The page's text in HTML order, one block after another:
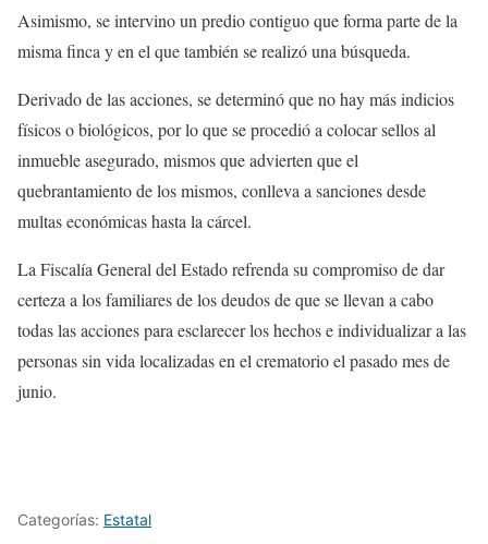
Asimismo, se intervino un predio contiguo que forma parte de la
misma finca y en el que también se realizó una búsqueda.
Derivado de las acciones, se determinó que no hay más indicios
físicos o biológicos, por lo que se procedió a colocar sellos al
inmueble asegurado, mismos que advierten que el
quebrantamiento de los mismos, conlleva a sanciones desde
multas económicas hasta la cárcel.
La Fiscalía General del Estado refrenda su compromiso de dar
certeza a los familiares de los deudos de que se llevan a cabo
todas las acciones para esclarecer los hechos e individualizar a las
personas sin vida localizadas en el crematorio el pasado mes de
junio.
Categorías: Estatal